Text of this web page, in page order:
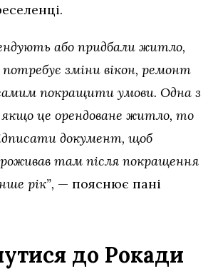
або придбали житло,
зміни вікон, ремонт
покращити умови. Одна з
якщо це орендоване житло, то
документ, щоб
там після покращення
рік”, — пояснює пані
до Рокади